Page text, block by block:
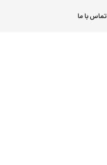
تماس با ما